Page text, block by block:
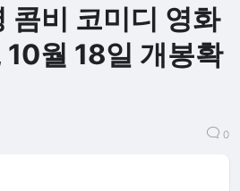
콤비 코미디 영화
10월 18일 개봉확
0